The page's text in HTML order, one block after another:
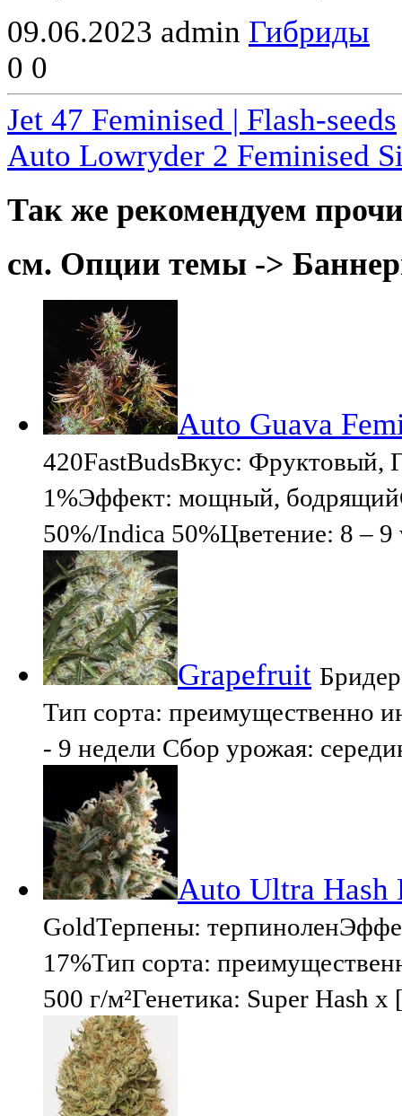
09.06.2023 admin Гибриды
0 0
Jet 47 Feminised | Flash-seeds
Auto Lowryder 2 Feminised
Так же рекомендуем
см. Опции темы ->
Auto Guava
420FastBudsВкус: Фруктовый,
1%Эффект: мощный,
50%/Indica 50%Цветение: 8 –
Grapefruit
Тип сорта: преимущественно
- 9 недели Сбор урожая:
Auto Ultra Hash
GoldТерпены:
17%Тип сорта:
500 г/м²Генетика: Super Hash